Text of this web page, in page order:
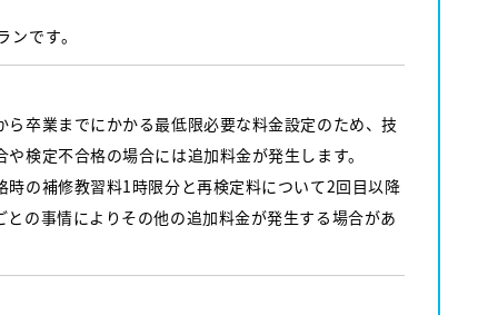
です。
卒業までにかかる最低限必要な料金設定のため、技
検定不合格の場合には追加料金が発生します。
の補修教習料1時限分と再検定料について2回目以降
の事情によりその他の追加料金が発生する場合があ